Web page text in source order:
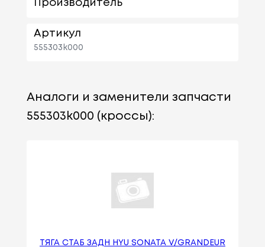
Производитель
Артикул
555303k000
Аналоги и заменители запчасти
555303k000 (кроссы):
ТЯГА СТАБ ЗАДН HYU SONATA V/GRANDEUR